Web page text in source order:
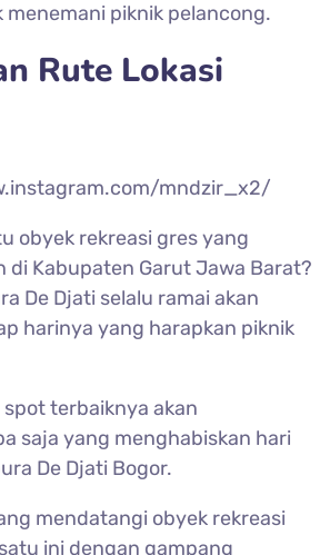
piknik pelancong.
Rute Lokasi
mndzir_x2/
obyek rekreasi gres yang
di Kabupaten Garut Jawa Barat?
De Djati selalu ramai akan
harinya yang harapkan piknik
terbaiknya akan
saja yang menghabiskan hari
De Djati Bogor.
mendatangi obyek rekreasi
ini dengan gampang